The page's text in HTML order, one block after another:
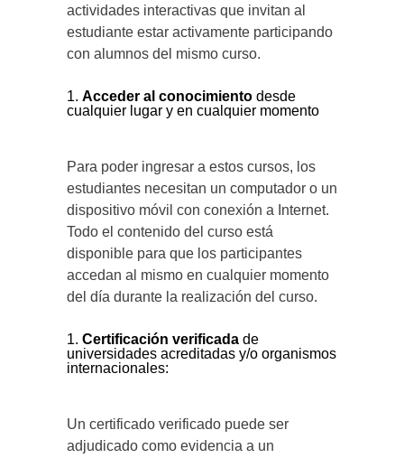
actividades interactivas que invitan al
estudiante estar activamente participando
con alumnos del mismo curso.
Acceder al conocimiento desde
cualquier lugar y en cualquier momento
Para poder ingresar a estos cursos, los
estudiantes necesitan un computador o un
dispositivo móvil con conexión a Internet.
Todo el contenido del curso está
disponible para que los participantes
accedan al mismo en cualquier momento
del día durante la realización del curso.
Certificación verificada de
universidades acreditadas y/o organismos
internacionales:
Un certificado verificado puede ser
adjudicado como evidencia a un